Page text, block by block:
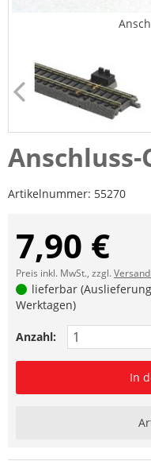
Artikelnummer: 55270
7,90 €
Preis inkl. MwSt., zzgl.
lieferbar
Werktagen)
Anzahl:
In